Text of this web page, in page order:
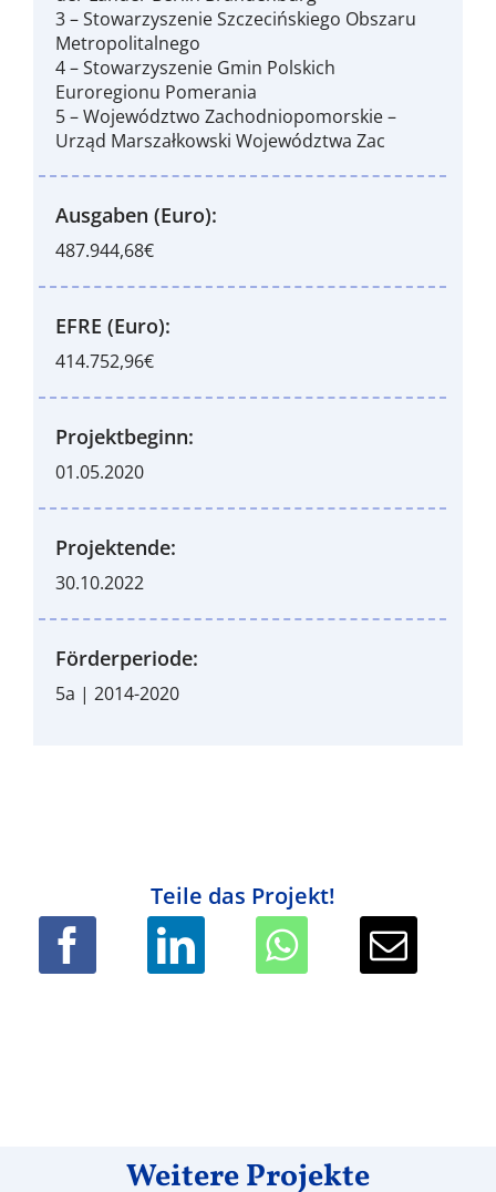
3 – Stowarzyszenie Szczecińskiego Obszaru
Metropolitalnego
4 – Stowarzyszenie Gmin Polskich
Euroregionu Pomerania
5 – Województwo Zachodniopomorskie –
Urząd Marszałkowski Województwa Zac
Ausgaben (Euro):
487.944,68€
EFRE (Euro):
414.752,96€
Projektbeginn:
01.05.2020
Projektende:
30.10.2022
Förderperiode:
5a | 2014-2020
Teile das Projekt!
Weitere Projekte